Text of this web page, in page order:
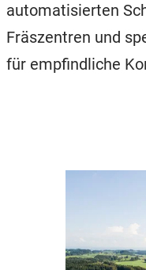
automatisierten
Fräszentren und
für empfindliche